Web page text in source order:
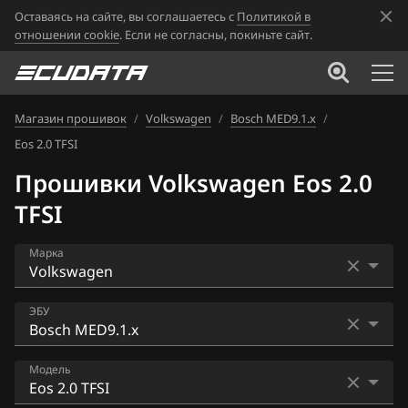
Оставаясь на сайте, вы соглашаетесь с Политикой в
отношении cookie. Если не согласны, покиньте сайт.
Магазин прошивок / Volkswagen / Bosch MED9.1.x /
Eos 2.0 TFSI
Прошивки Volkswagen Eos 2.0
TFSI
Марка
Acura
Alfa Romeo
ATLAS
ЭБУ
Bosch EDC16U1
Bosch EDC16U34
Модель